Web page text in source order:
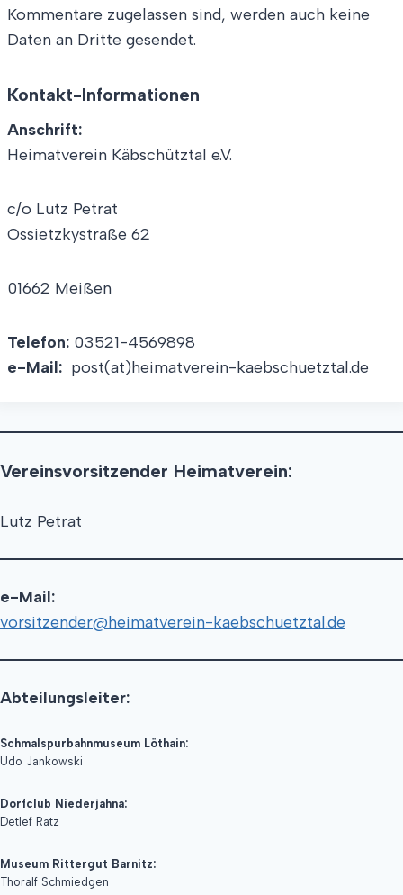
Kommentare zugelassen sind, werden auch keine
Daten an Dritte gesendet.
Kontakt-Informationen
Anschrift:
Heimatverein Käbschütztal e.V.
c/o Lutz Petrat
Ossietzkystraße 62
01662 Meißen
Telefon: 03521-4569898
e-Mail: post(at)heimatverein-kaebschuetztal.de
Vereinsvorsitzender Heimatverein:
Lutz Petrat
e-Mail:
vorsitzender@heimatverein-kaebschuetztal.de
Abteilungsleiter:
Schmalspurbahnmuseum Löthain:
Udo Jankowski
Dorfclub Niederjahna:
Detlef Rätz
Museum Rittergut Barnitz:
Thoralf Schmiedgen